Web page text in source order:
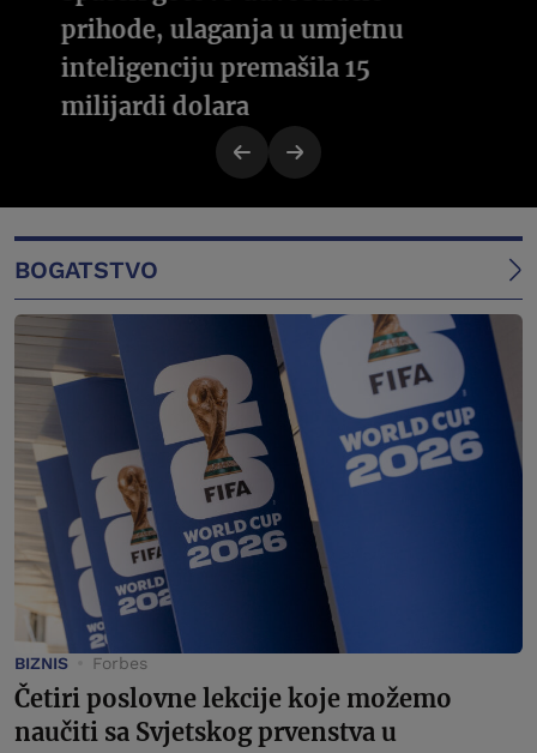
prihode, ulaganja u umjetnu
inteligenciju premašila 15
milijardi dolara
BOGATSTVO
BIZNIS Forbes
Četiri poslovne lekcije koje možemo
naučiti sa Svjetskog prvenstva u